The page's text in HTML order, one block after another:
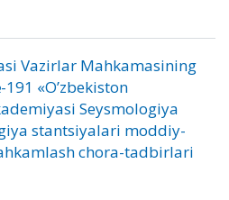
Vazirlar Mahkamasining
«O’zbekiston
Seysmologiya
stantsiyalari moddiy-
chora-tadbirlari